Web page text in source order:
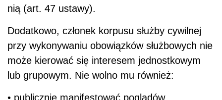
nią (art. 47 ustawy).
Dodatkowo, członek korpusu służby cywilnej
przy wykonywaniu obowiązków służbowych nie
może kierować się interesem jednostkowym
lub grupowym. Nie wolno mu również:
• publicznie manifestować poglądów